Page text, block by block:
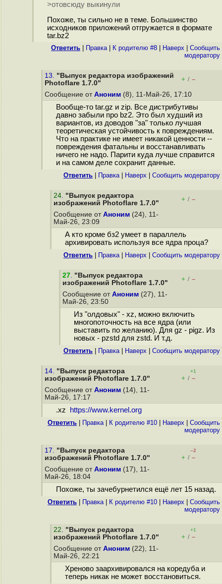
>отовсюду выкинули
Похоже, ты сильно не в теме. Большинство
исходников приложений отгружается в формате
tar.bz2
Ответить Правка| К родителю #8 Наверх
Cообщить
модератору
13. "Выпуск редактора изображений
Photoflare 1.7.0"
+ / –
Сообщение от Аноним (8), 11-Май-26, 17:10
Вообще-то tar.gz и zip. Все дистрибутивы
давно забыли про bz2. Это был худший из
вариантов, из доводов "за" только лучшая
теоретическая устойчивость к повреждениям.
Что на практике не имеет никакой ценности --
повреждения фатальны и восстанавливать
ничего не надо. Парити куда лучше справится
и на самом деле сохранит данные.
Ответить Правка| Наверх Cообщить модератору
24. "Выпуск редактора
изображений Photoflare 1.7.0"
+ / –
Сообщение от Аноним (24), 11-
Май-26, 23:09
А кто кроме бз2 умеет в параллель
архивировать используя все ядра проца?
Ответить Правка| Наверх Cообщить модератору
27. "Выпуск редактора
изображений Photoflare 1.7.0"
+ / –
Сообщение от Аноним (27), 11-
Май-26, 23:50
Из "олдовых" - xz, можно включить
многопоточность на все ядра (или
выставить по желанию). Для gz - pigz. Из
новых - pzstd для zstd. И т.д.
Ответить Правка| Наверх Cообщить модератору
14. "Выпуск редактора
изображений Photoflare 1.7.0"
+1
+ / –
Сообщение от Аноним (14), 11-
Май-26, 17:17
.xz https://www.kernel.org
Ответить Правка| К родителю #10 Наверх
Cообщить
модератору
17. "Выпуск редактора
изображений Photoflare 1.7.0"
–2
+ / –
Сообщение от Аноним (17), 11-
Май-26, 18:04
Похоже, ты зачебурнетился ещё лет 15 назад.
Ответить Правка| К родителю #10 Наверх
Cообщить
модератору
22. "Выпуск редактора
изображений Photoflare 1.7.0"
+1
+ / –
Сообщение от Аноним (22), 11-
Май-26, 22:21
Хреново заархивировался на коредуба и
теперь никак не может восстановиться.